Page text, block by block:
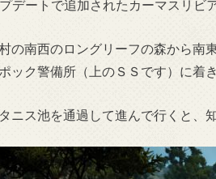
デートで追加されたカーマスリビ
の南西のロングリーフの森から南
ック警備所（上のＳＳです）に着き
ニス池を通過して進んで行くと、